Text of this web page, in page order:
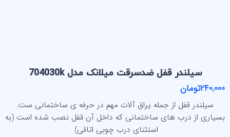
سیلندر قفل ضدسرقت میلانک مدل 704030k
240,000تومان
سیلندر قفل از جمله یراق آلات مهم در حرفه ی ساختمانی ست.
بسیاری از درب های ساختمانی که داخل آن قفل نصب شده است (به
استثنای درب چوبی اتاقی)